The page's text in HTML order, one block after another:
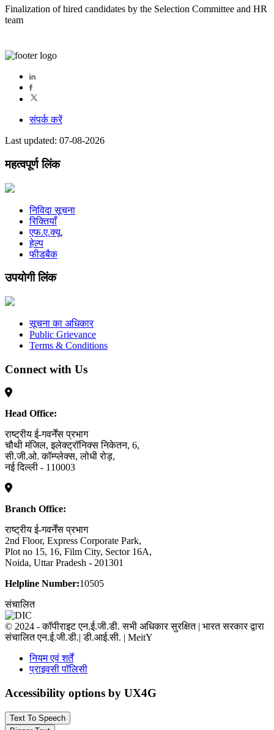
Finalization of hired candidates by the Selection Committee and HR
team
संपर्क करें
Last updated: 07-08-2026
महत्वपूर्ण लिंक
निविदा सूचना
रिक्तियाँ
एफ.ए.क्यू.
हेल्प
फीडबैक
उपयोगी लिंक
सूचना का अधिकार
Public Grievance
Terms & Conditions
Connect with Us
Head Office:
राष्ट्रीय ई-गवर्नेंस प्रभाग
चौथी मंजिल, इलेक्ट्रॉनिक्स निकेतन, 6,
सी.जी.ओ. कॉम्प्लेक्स, लोधी रोड़,
नई दिल्ली - 110003
Branch Office:
राष्ट्रीय ई-गवर्नेंस प्रभाग
2nd Floor, Express Corporate Park,
Plot no 15, 16, Film City, Sector 16A,
Noida, Uttar Pradesh - 201301
Helpline Number:10505
संचालित
© 2024 - कॉपीराइट एन.ई.जी.डी. सभी अधिकार सुरक्षित | भारत सरकार द्वारा
संचालित एन.ई.जी.डी.| डी.आई.सी. | MeitY
नियम एवं शर्तें
प्राइवसी पॉलिसी
Accessibility options by UX4G
Text To Speech